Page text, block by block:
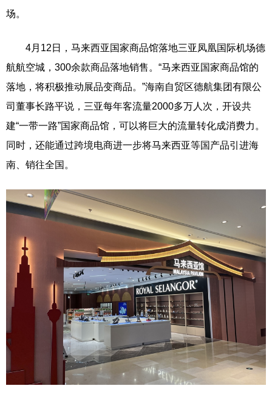
场。
4月12日，马来西亚国家商品馆落地三亚凤凰国际机场德
航航空城，300余款商品落地销售。“马来西亚国家商品馆的
落地，将积极推动展品变商品。”海南自贸区德航集团有限公
司董事长路平说，三亚每年客流量2000多万人次，开设共
建“一带一路”国家商品馆，可以将巨大的流量转化成消费力。
同时，还能通过跨境电商进一步将马来西亚等国产品引进海
南、销往全国。